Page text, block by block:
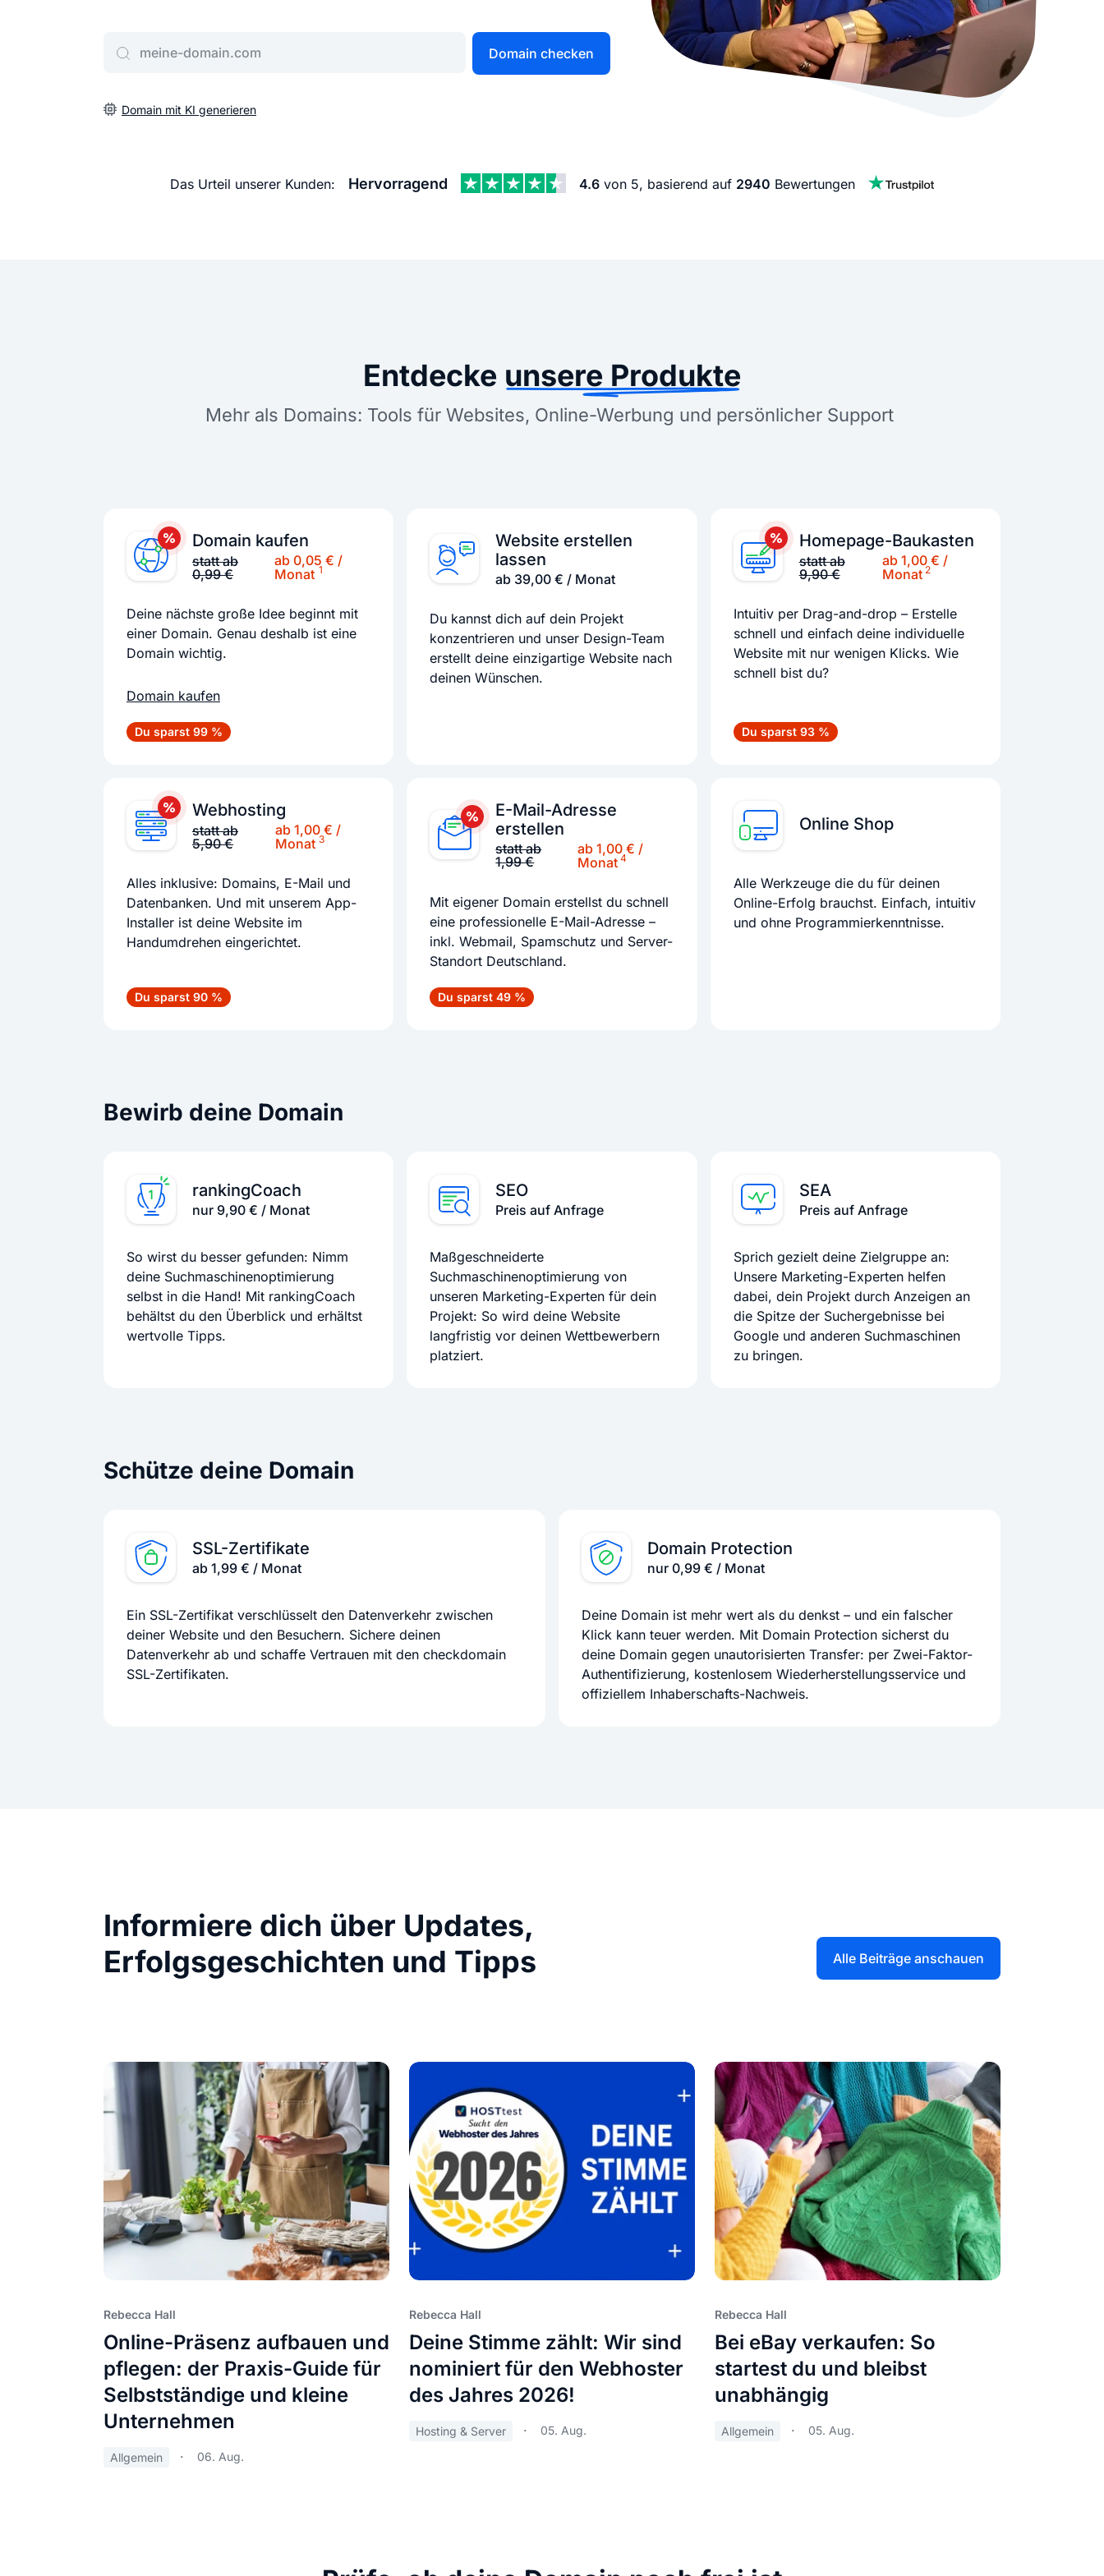
Erstelle schnell gute Domains
Website erstellen lassen Sehr beliebt
Unser Website-Service erstellt Ihre Website
Social Media Marketing
Mehr Kunden über Instagram &
Online Complete
Domain checken
Domain mit KI generieren
Das Urteil unserer Kunden: Hervorragend 4.6 von 5, basierend auf 2940 Bewertungen
Entdecke unsere Produkte
Mehr als Domains: Tools für Websites, Online-Werbung und persönlicher Support
Domain kaufen
statt ab
0,99 €
ab 0,05 € /
Monat 1
Deine nächste große Idee beginnt mit
einer Domain. Genau deshalb ist eine
Domain wichtig.
Domain kaufen
Du sparst 99 %
Website erstellen
lassen
ab 39,00 € / Monat
Du kannst dich auf dein Projekt
konzentrieren und unser Design-Team
erstellt deine einzigartige Website nach
deinen Wünschen.
Homepage-Baukasten
statt ab
9,90 €
ab 1,00 € /
Monat 2
Intuitiv per Drag-and-drop – Erstelle
schnell und einfach deine individuelle
Website mit nur wenigen Klicks. Wie
schnell bist du?
Du sparst 93 %
Webhosting
statt ab
5,90 €
ab 1,00 € /
Monat3
Alles inklusive: Domains, E-Mail und
Datenbanken. Und mit unserem App-
Installer ist deine Website im
Handumdrehen eingerichtet.
Du sparst 90 %
E-Mail-Adresse
erstellen
statt ab
1,99 €
ab 1,00 € /
Monat4
Mit eigener Domain erstellst du schnell
eine professionelle E-Mail-Adresse –
inkl. Webmail, Spamschutz und Server-
Standort Deutschland.
Du sparst 49 %
Online Shop
Alle Werkzeuge die du für deinen
Online-Erfolg brauchst. Einfach, intuitiv
und ohne Programmierkenntnisse.
Bewirb deine Domain
rankingCoach
nur 9,90 € / Monat
So wirst du besser gefunden: Nimm
deine Suchmaschinenoptimierung
selbst in die Hand! Mit rankingCoach
behältst du den Überblick und erhältst
wertvolle Tipps.
SEO
Preis auf Anfrage
Maßgeschneiderte
Suchmaschinenoptimierung von
unseren Marketing-Experten für dein
Projekt: So wird deine Website
langfristig vor deinen Wettbewerbern
platziert.
SEA
Preis auf Anfrage
Sprich gezielt deine Zielgruppe an:
Unsere Marketing-Experten helfen
dabei, dein Projekt durch Anzeigen an
die Spitze der Suchergebnisse bei
Google und anderen Suchmaschinen
zu bringen.
Schütze deine Domain
SSL-Zertifikate
ab 1,99 € / Monat
Ein SSL-Zertifikat verschlüsselt den Datenverkehr zwischen
deiner Website und den Besuchern. Sichere deinen
Datenverkehr ab und schaffe Vertrauen mit den checkdomain
SSL-Zertifikaten.
Domain Protection
nur 0,99 € / Monat
Deine Domain ist mehr wert als du denkst – und ein falscher
Klick kann teuer werden. Mit Domain Protection sicherst du
deine Domain gegen unautorisierten Transfer: per Zwei-Faktor-
Authentifizierung, kostenlosem Wiederherstellungsservice und
offiziellem Inhaberschafts-Nachweis.
Informiere dich über Updates,
Erfolgsgeschichten und Tipps
Alle Beiträge anschauen
Rebecca Hall
Online-Präsenz aufbauen und
pflegen: der Praxis-Guide für
Selbstständige und kleine
Unternehmen
Allgemein 06. Aug.
Rebecca Hall
Deine Stimme zählt: Wir sind
nominiert für den Webhoster
des Jahres 2026!
Hosting & Server 05. Aug.
Rebecca Hall
Bei eBay verkaufen: So
startest du und bleibst
unabhängig
Allgemein 05. Aug.